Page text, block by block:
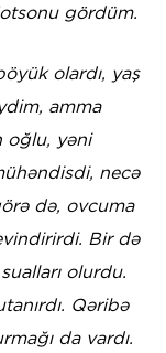
gördüm.
olardı, yaş
amma
oğlu, yəni
necə
də, ovcuma
Bir də
olurdu.
Qəribə
da vardı.